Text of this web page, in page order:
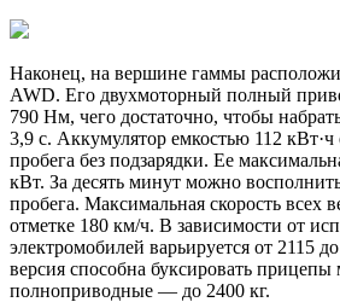
Наконец, на вершине гаммы
AWD. Его двухмоторный полный
790 Нм, чего достаточно, чтобы
3,9 с. Аккумулятор емкостью 112 кВт·ч
пробега без подзарядки. Ее
кВт. За десять минут можно
пробега. Максимальная скорость всех
отметке 180 км/ч. В зависимости от
электромобилей варьируется от 2115
версия способна буксировать прицепы
полноприводные — до 2400 кг.